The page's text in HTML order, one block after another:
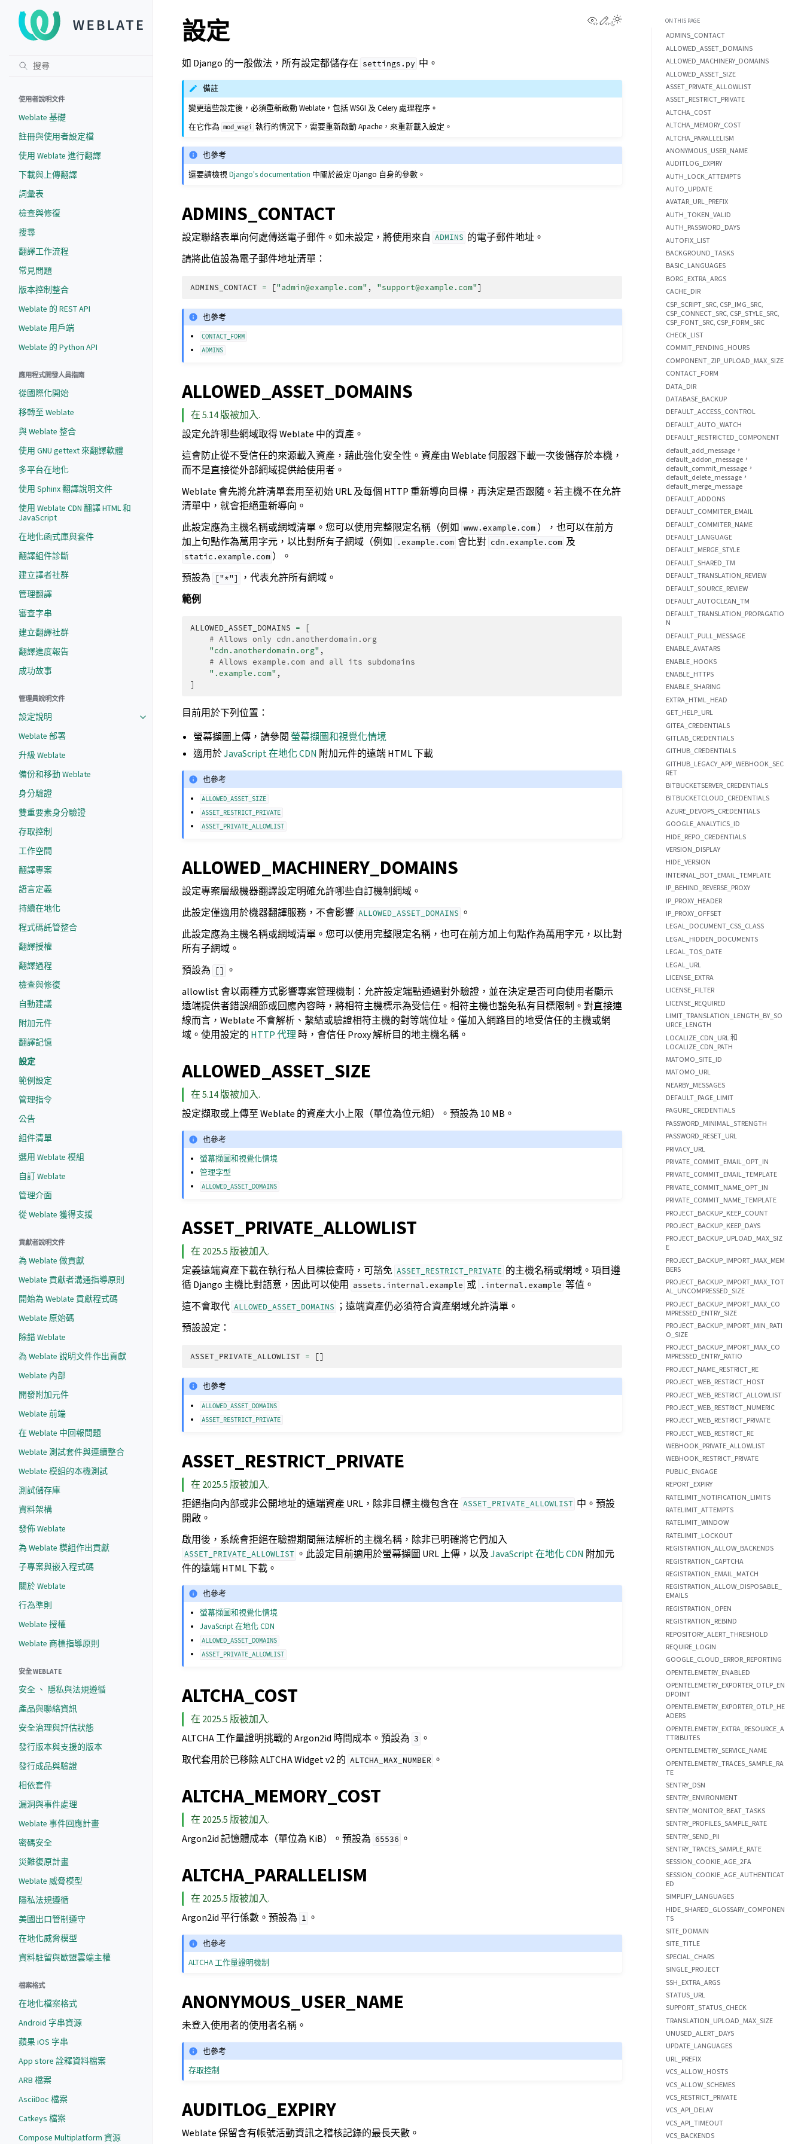
使用者說明文件
Weblate 基礎
註冊與使用者設定檔
使用 Weblate 進行翻譯
下載與上傳翻譯
詞彙表
檢查與修復
搜尋
翻譯工作流程
常見問題
版本控制整合
Weblate 的 REST API
Weblate 用戶端
Weblate 的 Python API
應用程式開發人員指南
從國際化開始
移轉至 Weblate
與 Weblate 整合
使用 GNU gettext 來翻譯軟體
多平台在地化
使用 Sphinx 翻譯說明文件
使用 Weblate CDN 翻譯 HTML 和
JavaScript
在地化函式庫與套件
翻譯組件診斷
建立譯者社群
管理翻譯
審查字串
建立翻譯社群
翻譯進度報告
成功故事
管理員說明文件
設定說明
Weblate 部署
升級 Weblate
備份和移動 Weblate
身分驗證
雙重要素身分驗證
存取控制
工作空間
翻譯專案
語言定義
持續在地化
程式碼託管整合
翻譯授權
翻譯過程
檢查與修復
自動建議
附加元件
翻譯記憶
設定
範例設定
管理指令
公告
組件清單
選用 Weblate 模組
自訂 Weblate
管理介面
從 Weblate 獲得支援
貢獻者說明文件
為 Weblate 做貢獻
Weblate 貢獻者溝通指導原則
開始為 Weblate 貢獻程式碼
Weblate 原始碼
除錯 Weblate
為 Weblate 說明文件作出貢獻
Weblate 內部
開發附加元件
Weblate 前端
在 Weblate 中回報問題
Weblate 測試套件與連續整合
Weblate 模組的本機測試
測試儲存庫
資料架構
發佈 Weblate
為 Weblate 模組作出貢獻
子專案與嵌入程式碼
關於 Weblate
行為準則
Weblate 授權
Weblate 商標指導原則
安全 WEBLATE
安全 、 隱私與法規遵循
產品與聯絡資訊
安全治理與評估狀態
發行版本與支援的版本
發行成品與驗證
相依套件
漏洞與事件處理
Weblate 事件回應計畫
密碼安全
災難復原計畫
Weblate 威脅模型
隱私法規遵循
美國出口管制遵守
在地化威脅模型
資料駐留與歐盟雲端主權
檔案格式
在地化檔案格式
Android 字串資源
蘋果 iOS 字串
App store 詮釋資料檔案
ARB 檔案
AsciiDoc 檔案
Catkeys 檔案
Compose Multiplatform 資源
View this page
Edit this page
設定
如 Django 的一般做法，所有設定都儲存在 settings.py 中。
備註
變更這些設定後，必須重新啟動 Weblate，包括 WSGI 及 Celery 處理程序。
在它作為 mod_wsgi 執行的情況下，需要重新啟動 Apache，來重新載入設定。
也參考
還要請檢視Django's documentation 中關於設定 Django 自身的參數。
ADMINS_CONTACT
設定聯絡表單向何處傳送電子郵件。如未設定，將使用來自 ADMINS 的電子郵件地址。
請將此值設為電子郵件地址清單：
ADMINS_CONTACT = ["admin@example.com" , "support@example.com"]
也參考
CONTACT_FORM
ADMINS
ALLOWED_ASSET_DOMAINS
在 5.14 版被加入.
設定允許哪些網域取得 Weblate 中的資產。
這會防止從不受信任的來源載入資產，藉此強化安全性。資產由 Weblate 伺服器下載一次後儲存於本機，
而不是直接從外部網域提供給使用者。
Weblate 會先將允許清單套用至初始 URL 及每個 HTTP 重新導向目標，再決定是否跟隨。若主機不在允許
清單中，就會拒絕重新導向。
此設定應為主機名稱或網域清單。您可以使用完整限定名稱（例如 www.example.com ），也可以在前方
加上句點作為萬用字元，以比對所有子網域（例如
.example.com 會比對 cdn.example.com 及
static.example.com ）。
預設為
["*"]
，代表允許所有網域。
範例
ALLOWED_ASSET_DOMAINS =
[
# Allows only cdn.anotherdomain.org
"cdn.anotherdomain.org" ,
# Allows example.com and all its subdomains
".example.com" ,
]
目前用於下列位置：
螢幕擷圖上傳，請參閱 螢幕擷圖和視覺化情境
適用於JavaScript 在地化 CDN 附加元件的遠端 HTML 下載
也參考
ALLOWED_ASSET_SIZE
ASSET_RESTRICT_PRIVATE
ASSET_PRIVATE_ALLOWLIST
ALLOWED_MACHINERY_DOMAINS
設定專案層級機器翻譯設定明確允許哪些自訂機制網域。
此設定僅適用於機器翻譯服務，不會影響 ALLOWED_ASSET_DOMAINS 。
此設定應為主機名稱或網域清單。您可以使用完整限定名稱，也可在前方加上句點作為萬用字元，以比對
所有子網域。
預設為
[]
。
allowlist 會以兩種方式影響專案管理機制：允許設定端點通過對外驗證，並在決定是否可向使用者顯示
遠端提供者錯誤細節或回應內容時，將相符主機標示為受信任。相符主機也豁免私有目標限制。對直接連
線而言，Weblate 不會解析、繫結或驗證相符主機的對等端位址。僅加入網路目的地受信任的主機或網
域。使用設定的 HTTP 代理 時，會信任 Proxy 解析目的地主機名稱。
ALLOWED_ASSET_SIZE
在 5.14 版被加入.
設定擷取或上傳至 Weblate 的資產大小上限（單位為位元組）。預設為 10 MB。
也參考
螢幕擷圖和視覺化情境
管理字型
ALLOWED_ASSET_DOMAINS
ASSET_PRIVATE_ALLOWLIST
在 2025.5 版被加入.
定義遠端資產下載在執行私人目標檢查時，可豁免 ASSET_RESTRICT_PRIVATE 的主機名稱或網域。項目遵
循 Django 主機比對語意，因此可以使用
assets.internal.example 或 .internal.example 等值。
這不會取代 ALLOWED_ASSET_DOMAINS
；遠端資產仍必須符合資產網域允許清單。
預設設定：
ASSET_PRIVATE_ALLOWLIST = []
也參考
ALLOWED_ASSET_DOMAINS
ASSET_RESTRICT_PRIVATE
ASSET_RESTRICT_PRIVATE
在 2025.5 版被加入.
拒絕指向內部或非公開地址的遠端資產 URL，除非目標主機包含在 ASSET_PRIVATE_ALLOWLIST 中。預設
開啟。
啟用後，系統會拒絕在驗證期間無法解析的主機名稱，除非已明確將它們加入
ASSET_PRIVATE_ALLOWLIST 。此設定目前適用於螢幕擷圖 URL 上傳，以及JavaScript 在地化 CDN 附加元
件的遠端 HTML 下載。
也參考
螢幕擷圖和視覺化情境
JavaScript 在地化 CDN
ALLOWED_ASSET_DOMAINS
ASSET_PRIVATE_ALLOWLIST
ALTCHA_COST
在 2025.5 版被加入.
ALTCHA 工作量證明挑戰的 Argon2id 時間成本。預設為 3 。
取代套用於已移除 ALTCHA Widget v2 的 ALTCHA_MAX_NUMBER 。
ALTCHA_MEMORY_COST
在 2025.5 版被加入.
Argon2id 記憶體成本（單位為 KiB）。預設為 65536 。
ALTCHA_PARALLELISM
在 2025.5 版被加入.
Argon2id 平行係數。預設為 1 。
也參考
ALTCHA 工作量證明機制
ANONYMOUS_USER_NAME
未登入使用者的使用者名稱。
也參考
存取控制
AUDITLOG_EXPIRY
Weblate 保留含有帳號活動資訊之稽核記錄的最長天數。
ON THIS PAGE
ADMINS_CONTACT
ALLOWED_ASSET_DOMAINS
ALLOWED_MACHINERY_DOMAINS
ALLOWED_ASSET_SIZE
ASSET_PRIVATE_ALLOWLIST
ASSET_RESTRICT_PRIVATE
ALTCHA_COST
ALTCHA_MEMORY_COST
ALTCHA_PARALLELISM
ANONYMOUS_USER_NAME
AUDITLOG_EXPIRY
AUTH_LOCK_ATTEMPTS
AUTO_UPDATE
AVATAR_URL_PREFIX
AUTH_TOKEN_VALID
AUTH_PASSWORD_DAYS
AUTOFIX_LIST
BACKGROUND_TASKS
BASIC_LANGUAGES
BORG_EXTRA_ARGS
CACHE_DIR
CSP_SCRIPT_SRC, CSP_IMG_SRC,
CSP_CONNECT_SRC, CSP_STYLE_SRC,
CSP_FONT_SRC, CSP_FORM_SRC
CHECK_LIST
COMMIT_PENDING_HOURS
COMPONENT_ZIP_UPLOAD_MAX_SIZE
CONTACT_FORM
DATA_DIR
DATABASE_BACKUP
DEFAULT_ACCESS_CONTROL
DEFAULT_AUTO_WATCH
DEFAULT_RESTRICTED_COMPONENT
default_add_message，
default_addon_message，
default_commit_message，
default_delete_message，
default_merge_message
DEFAULT_ADDONS
DEFAULT_COMMITER_EMAIL
DEFAULT_COMMITER_NAME
DEFAULT_LANGUAGE
DEFAULT_MERGE_STYLE
DEFAULT_SHARED_TM
DEFAULT_TRANSLATION_REVIEW
DEFAULT_SOURCE_REVIEW
DEFAULT_AUTOCLEAN_TM
DEFAULT_TRANSLATION_PROPAGATIO
N
DEFAULT_PULL_MESSAGE
ENABLE_AVATARS
ENABLE_HOOKS
ENABLE_HTTPS
ENABLE_SHARING
EXTRA_HTML_HEAD
GET_HELP_URL
GITEA_CREDENTIALS
GITLAB_CREDENTIALS
GITHUB_CREDENTIALS
GITHUB_LEGACY_APP_WEBHOOK_SEC
RET
BITBUCKETSERVER_CREDENTIALS
BITBUCKETCLOUD_CREDENTIALS
AZURE_DEVOPS_CREDENTIALS
GOOGLE_ANALYTICS_ID
HIDE_REPO_CREDENTIALS
VERSION_DISPLAY
HIDE_VERSION
INTERNAL_BOT_EMAIL_TEMPLATE
IP_BEHIND_REVERSE_PROXY
IP_PROXY_HEADER
IP_PROXY_OFFSET
LEGAL_DOCUMENT_CSS_CLASS
LEGAL_HIDDEN_DOCUMENTS
LEGAL_TOS_DATE
LEGAL_URL
LICENSE_EXTRA
LICENSE_FILTER
LICENSE_REQUIRED
LIMIT_TRANSLATION_LENGTH_BY_SO
URCE_LENGTH
LOCALIZE_CDN_URL 和
LOCALIZE_CDN_PATH
MATOMO_SITE_ID
MATOMO_URL
NEARBY_MESSAGES
DEFAULT_PAGE_LIMIT
PAGURE_CREDENTIALS
PASSWORD_MINIMAL_STRENGTH
PASSWORD_RESET_URL
PRIVACY_URL
PRIVATE_COMMIT_EMAIL_OPT_IN
PRIVATE_COMMIT_EMAIL_TEMPLATE
PRIVATE_COMMIT_NAME_OPT_IN
PRIVATE_COMMIT_NAME_TEMPLATE
PROJECT_BACKUP_KEEP_COUNT
PROJECT_BACKUP_KEEP_DAYS
PROJECT_BACKUP_UPLOAD_MAX_SIZ
E
PROJECT_BACKUP_IMPORT_MAX_MEM
BERS
PROJECT_BACKUP_IMPORT_MAX_TOT
AL_UNCOMPRESSED_SIZE
PROJECT_BACKUP_IMPORT_MAX_CO
MPRESSED_ENTRY_SIZE
PROJECT_BACKUP_IMPORT_MIN_RATI
O_SIZE
PROJECT_BACKUP_IMPORT_MAX_CO
MPRESSED_ENTRY_RATIO
PROJECT_NAME_RESTRICT_RE
PROJECT_WEB_RESTRICT_HOST
PROJECT_WEB_RESTRICT_ALLOWLIST
PROJECT_WEB_RESTRICT_NUMERIC
PROJECT_WEB_RESTRICT_PRIVATE
PROJECT_WEB_RESTRICT_RE
WEBHOOK_PRIVATE_ALLOWLIST
WEBHOOK_RESTRICT_PRIVATE
PUBLIC_ENGAGE
REPORT_EXPIRY
RATELIMIT_NOTIFICATION_LIMITS
RATELIMIT_ATTEMPTS
RATELIMIT_WINDOW
RATELIMIT_LOCKOUT
REGISTRATION_ALLOW_BACKENDS
REGISTRATION_CAPTCHA
REGISTRATION_EMAIL_MATCH
REGISTRATION_ALLOW_DISPOSABLE_
EMAILS
REGISTRATION_OPEN
REGISTRATION_REBIND
REPOSITORY_ALERT_THRESHOLD
REQUIRE_LOGIN
GOOGLE_CLOUD_ERROR_REPORTING
OPENTELEMETRY_ENABLED
OPENTELEMETRY_EXPORTER_OTLP_EN
DPOINT
OPENTELEMETRY_EXPORTER_OTLP_HE
ADERS
OPENTELEMETRY_EXTRA_RESOURCE_A
TTRIBUTES
OPENTELEMETRY_SERVICE_NAME
OPENTELEMETRY_TRACES_SAMPLE_RA
TE
SENTRY_DSN
SENTRY_ENVIRONMENT
SENTRY_MONITOR_BEAT_TASKS
SENTRY_PROFILES_SAMPLE_RATE
SENTRY_SEND_PII
SENTRY_TRACES_SAMPLE_RATE
SESSION_COOKIE_AGE_2FA
SESSION_COOKIE_AGE_AUTHENTICAT
ED
SIMPLIFY_LANGUAGES
HIDE_SHARED_GLOSSARY_COMPONEN
TS
SITE_DOMAIN
SITE_TITLE
SPECIAL_CHARS
SINGLE_PROJECT
SSH_EXTRA_ARGS
STATUS_URL
SUPPORT_STATUS_CHECK
TRANSLATION_UPLOAD_MAX_SIZE
UNUSED_ALERT_DAYS
UPDATE_LANGUAGES
URL_PREFIX
VCS_ALLOW_HOSTS
VCS_ALLOW_SCHEMES
VCS_RESTRICT_PRIVATE
VCS_API_DELAY
VCS_API_TIMEOUT
VCS_BACKENDS